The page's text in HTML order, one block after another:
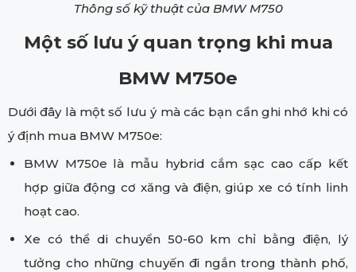
Thông số kỹ thuật của BMW M750
Một số lưu ý quan trọng khi mua
BMW M750e
Dưới đây là một số lưu ý mà các bạn cần ghi nhớ khi có
ý định mua BMW M750e:
BMW M750e là mẫu hybrid cắm sạc cao cấp kết
hợp giữa động cơ xăng và điện, giúp xe có tính linh
hoạt cao.
Xe có thể di chuyển 50-60 km chỉ bằng điện, lý
tưởng cho những chuyến đi ngắn trong thành phố,